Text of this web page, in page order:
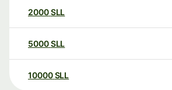
2000SLL
5000SLL
10000 SLL